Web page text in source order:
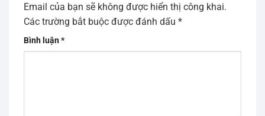
Email của bạn sẽ không được hiển thị công khai.
Các trường bắt buộc được đánh dấu *
Bình luận*